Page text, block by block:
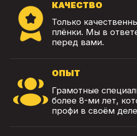
КАЧЕСТВО
Только
плёнки. Мы в
перед вами.
ОПЫТ
Грамотные
более 8-ми лет,
профи в своём